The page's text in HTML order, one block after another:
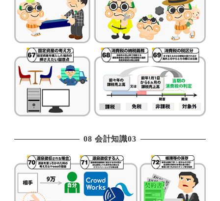
08 会計知識03